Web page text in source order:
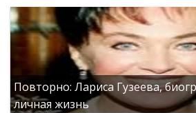
Повторно: Лариса Гузеева,
личная жизнь